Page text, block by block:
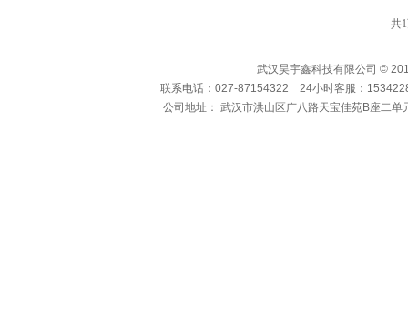
共1
武汉昊宇鑫科技有限公司 ©
联系电话：027-87154322 24小时客服：
公司地址： 武汉市洪山区广八路天宝佳苑B座二